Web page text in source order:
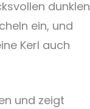
dunklen
ein, und
Kerl auch
und zeigt